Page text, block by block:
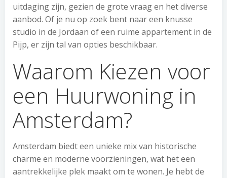
uitdaging zijn, gezien de grote vraag en het diverse
aanbod. Of je nu op zoek bent naar een knusse
studio in de Jordaan of een ruime appartement in de
Pijp, er zijn tal van opties beschikbaar.
Waarom Kiezen voor
een Huurwoning in
Amsterdam?
Amsterdam biedt een unieke mix van historische
charme en moderne voorzieningen, wat het een
aantrekkelijke plek maakt om te wonen. Je hebt de